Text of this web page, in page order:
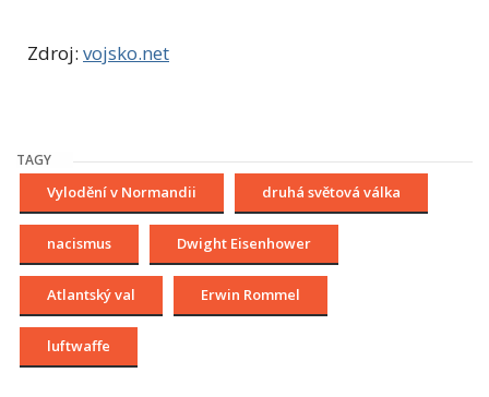
Zdroj: vojsko.net
TAGY
Vylodění v Normandii druhá světová válka
nacismus Dwight Eisenhower
Atlantský val Erwin Rommel
luftwaffe